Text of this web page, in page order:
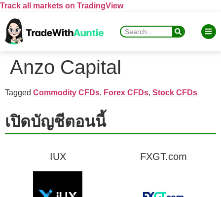
Track all markets on TradingView
Anzo Capital
Tagged Commodity CFDs, Forex CFDs, Stock CFDs
เปิดบัญชีตอนนี้
IUX FXGT.com